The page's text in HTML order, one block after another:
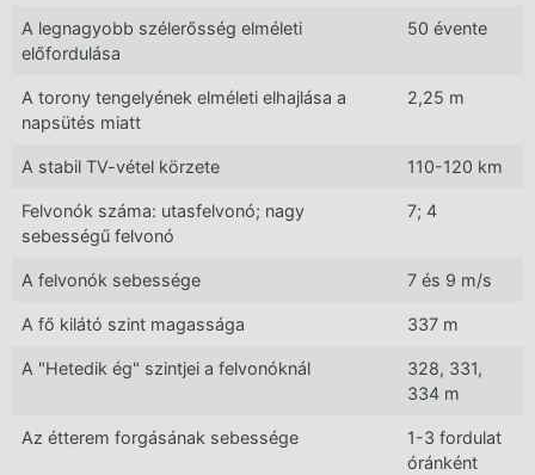
A legnagyobb szélerősség elméleti
előfordulása
50 évente
A torony tengelyének elméleti elhajlása a
napsütés miatt
2,25 m
A stabil TV-vétel körzete 110-120 km
Felvonók száma: utasfelvonó; nagy
sebességű felvonó
7; 4
A felvonók sebessége 7 és 9 m/s
A fő kilátó szint magassága 337 m
A "Hetedik ég" szintjei a felvonóknál
328, 331,
334 m
Az étterem forgásának sebessége
1-3 fordulat
óránként